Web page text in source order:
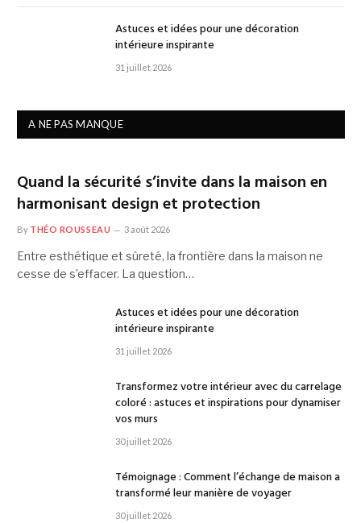
Astuces et idées pour une décoration
intérieure inspirante
31 juillet 2026
A NE PAS MANQUE
Quand la sécurité s’invite dans la maison en
harmonisant design et protection
By THÉO ROUSSEAU 3 août 2026
Entre esthétique et sûreté, la frontière dans la maison ne
cesse de s’effacer. La question…
Astuces et idées pour une décoration
intérieure inspirante
31 juillet 2026
Transformez votre intérieur avec du carrelage
coloré : astuces et inspirations pour dynamiser
vos murs
30 juillet 2026
Témoignage : Comment l’échange de maison a
transformé leur manière de voyager
30 juillet 2026